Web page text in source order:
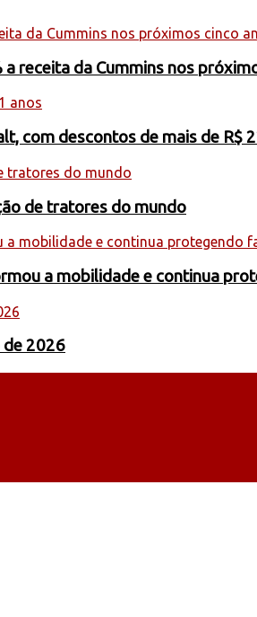
receita da Cummins nos
com descontos de mais de R$
de tratores do mundo
a mobilidade e continua
de 2026